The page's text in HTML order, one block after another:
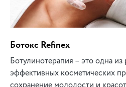
Ботокс Refinex
Ботулинотерапия – это одна из
эффективных косметических